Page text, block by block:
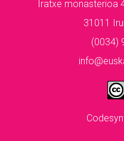
Iratxe monasterioa
31011
(0034)